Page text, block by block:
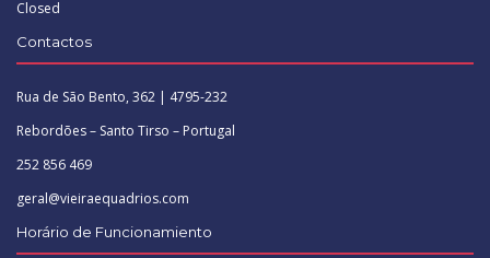
Closed
Contactos
Rua de São Bento, 362 | 4795-232
Rebordões – Santo Tirso – Portugal
252 856 469
geral@vieiraequadrios.com
Horário de Funcionamiento